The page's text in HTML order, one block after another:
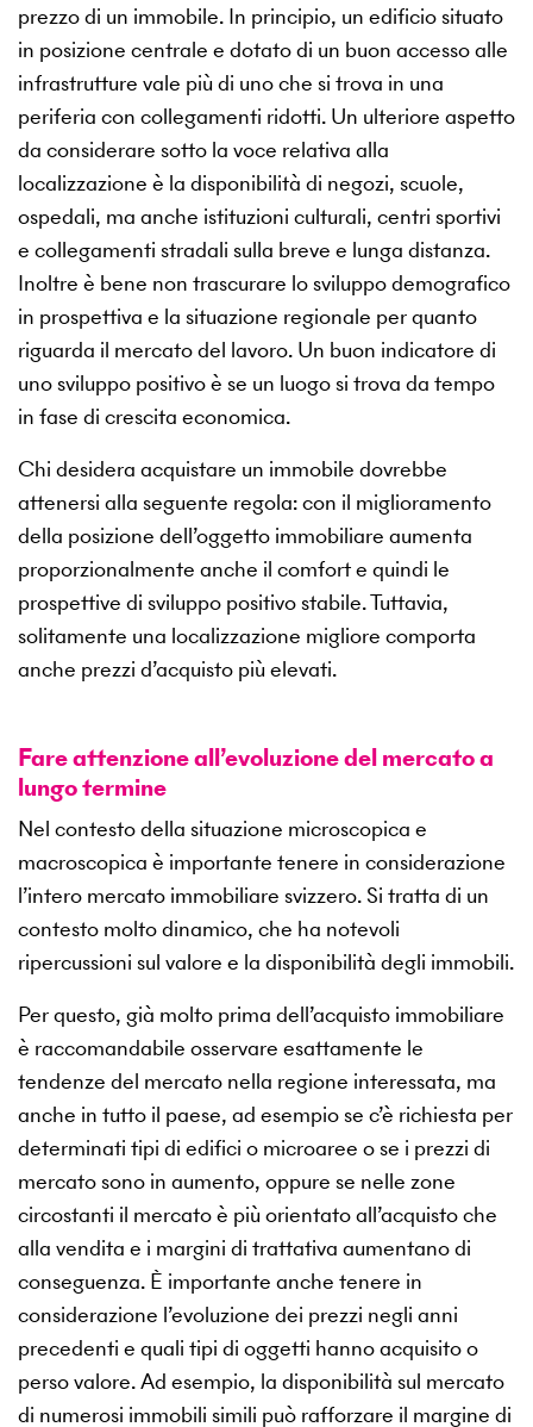
prezzo di un immobile. In principio, un edificio situato
in posizione centrale e dotato di un buon accesso alle
infrastrutture vale più di uno che si trova in una
periferia con collegamenti ridotti. Un ulteriore aspetto
da considerare sotto la voce relativa alla
localizzazione è la disponibilità di negozi, scuole,
ospedali, ma anche istituzioni culturali, centri sportivi
e collegamenti stradali sulla breve e lunga distanza.
Inoltre è bene non trascurare lo sviluppo demografico
in prospettiva e la situazione regionale per quanto
riguarda il mercato del lavoro. Un buon indicatore di
uno sviluppo positivo è se un luogo si trova da tempo
in fase di crescita economica.
Chi desidera acquistare un immobile dovrebbe
attenersi alla seguente regola: con il miglioramento
della posizione dell’oggetto immobiliare aumenta
proporzionalmente anche il comfort e quindi le
prospettive di sviluppo positivo stabile. Tuttavia,
solitamente una localizzazione migliore comporta
anche prezzi d’acquisto più elevati.
Fare attenzione all’evoluzione del mercato a
lungo termine
Nel contesto della situazione microscopica e
macroscopica è importante tenere in considerazione
l’intero mercato immobiliare svizzero. Si tratta di un
contesto molto dinamico, che ha notevoli
ripercussioni sul valore e la disponibilità degli immobili.
Per questo, già molto prima dell’acquisto immobiliare
è raccomandabile osservare esattamente le
tendenze del mercato nella regione interessata, ma
anche in tutto il paese, ad esempio se c’è richiesta per
determinati tipi di edifici o microaree o se i prezzi di
mercato sono in aumento, oppure se nelle zone
circostanti il mercato è più orientato all’acquisto che
alla vendita e i margini di trattativa aumentano di
conseguenza. È importante anche tenere in
considerazione l’evoluzione dei prezzi negli anni
precedenti e quali tipi di oggetti hanno acquisito o
perso valore. Ad esempio, la disponibilità sul mercato
di numerosi immobili simili può rafforzare il margine di